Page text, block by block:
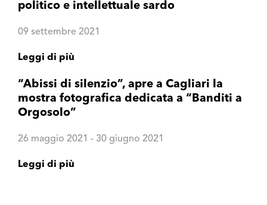
politico e intellettuale sardo
09 settembre 2021
Leggi di più
“Abissi di silenzio”, apre a Cagliari la
mostra fotografica dedicata a “Banditi a
Orgosolo”
26 maggio 2021 - 30 giugno 2021
Leggi di più